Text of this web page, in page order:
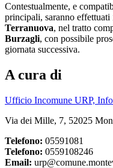
Contestualmente, e
principali, saranno effettuati
Terranuova, nel tratto
Burzagli, con possibile
giornata successiva.
A cura di
Ufficio Incomune URP,
Via dei Mille, 7, 52025
Telefono: 05591081
Telefono: 0559108246
Email: